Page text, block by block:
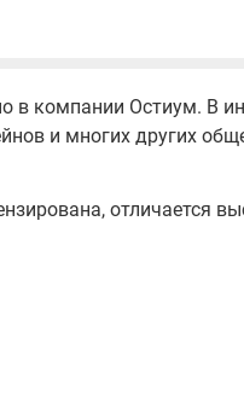
в компании Остиум. В
и многих других
отличается